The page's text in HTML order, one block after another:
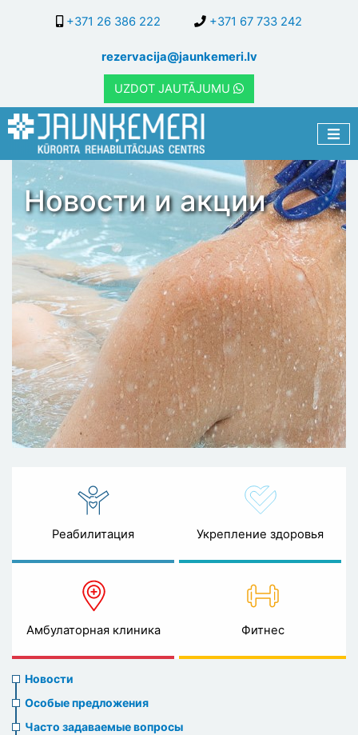
основному
содержанию
+371 26 386 222 +371 67 733 242
rezervacija@jaunkemeri.lv
UZDOT JAUTĀJUMU
Новости и акции
Реабилитация Укрепление здоровья
Амбулаторная клиника Фитнес
News
menu
Новости
Особые предложения
Часто задаваемые вопросы